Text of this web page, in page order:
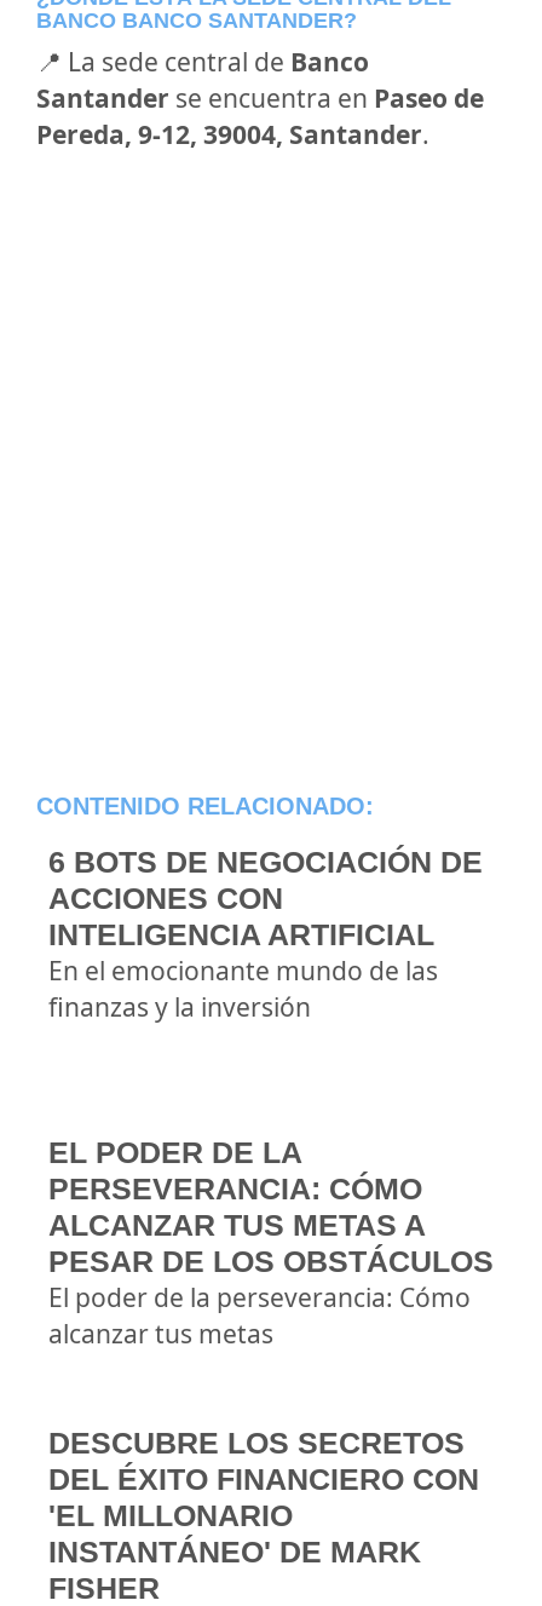
BANCO BANCO SANTANDER?
📍 La sede central de Banco
Santander se encuentra en Paseo de
Pereda, 9-12, 39004, Santander.
CONTENIDO RELACIONADO:
6 BOTS DE NEGOCIACIÓN DE
ACCIONES CON
INTELIGENCIA ARTIFICIAL
En el emocionante mundo de las
finanzas y la inversión
EL PODER DE LA
PERSEVERANCIA: CÓMO
ALCANZAR TUS METAS A
PESAR DE LOS OBSTÁCULOS
El poder de la perseverancia: Cómo
alcanzar tus metas
DESCUBRE LOS SECRETOS
DEL ÉXITO FINANCIERO CON
'EL MILLONARIO
INSTANTÁNEO' DE MARK
FISHER